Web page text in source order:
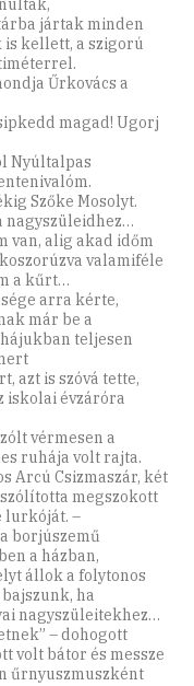
jártak minden
kellett, a szigorú
Űrkovács a
magad! Ugorj
Nyúltalpas
Szőke Mosolyt.
nagyszüleidhez…
van, alig akad időm
valamiféle
a kűrt…
arra kérte,
már be a
teljesen
azt is szóvá tette,
iskolai évzáróra
vérmesen a
ruhája volt rajta.
Arcú Csizmaszár, két
megszokott
lurkóját. –
borjúszemű
a házban,
állok a folytonos
ha
nagyszüleitekhez…
– dohogott
volt bátor és messze
űrnyuszmuszként